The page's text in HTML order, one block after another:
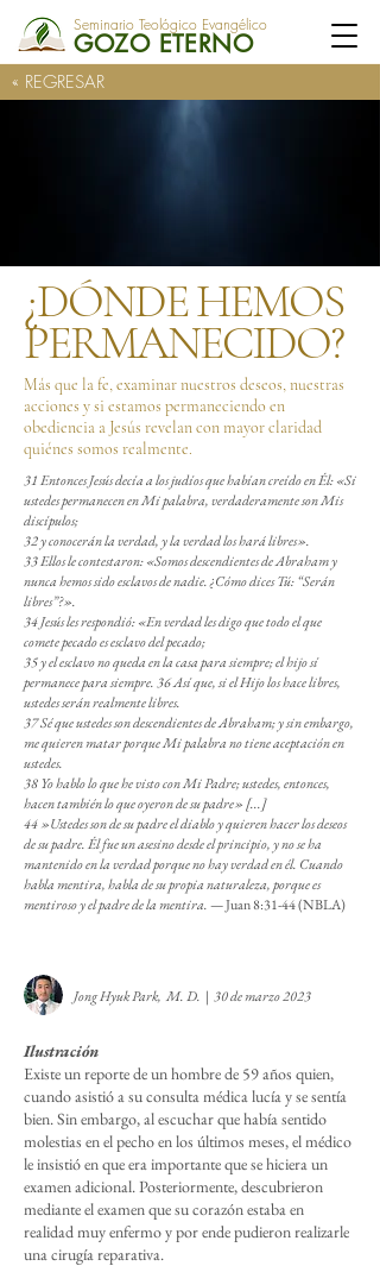
Seminario Teológico Evangélico
GOZO ETERNO
« REGRESAR
¿DÓNDE HEMOS
PERMANECIDO?
Más que la fe, examinar nuestros deseos, nuestras
acciones y si estamos permaneciendo en
obediencia a Jesús revelan con mayor claridad
quiénes somos realmente.
31 Entonces Jesús decía a los judíos que habían creído en Él: «Si
ustedes permanecen en Mi palabra, verdaderamente son Mis
discípulos;
32 y conocerán la verdad, y la verdad los hará libres».
33 Ellos le contestaron: «Somos descendientes de Abraham y
nunca hemos sido esclavos de nadie. ¿Cómo dices Tú: “Serán
libres”?».
34 Jesús les respondió: «En verdad les digo que todo el que
comete pecado es esclavo del pecado;
35 y el esclavo no queda en la casa para siempre; el hijo sí
permanece para siempre. 36 Así que, si el Hijo los hace libres,
ustedes serán realmente libres.
37 Sé que ustedes son descendientes de Abraham; y sin embargo,
me quieren matar porque Mi palabra no tiene aceptación en
ustedes.
38 Yo hablo lo que he visto con Mi Padre; ustedes, entonces,
hacen también lo que oyeron de su padre» [...]
44 »Ustedes son de su padre el diablo y quieren hacer los deseos
de su padre. Él fue un asesino desde el principio, y no se ha
mantenido en la verdad porque no hay verdad en él. Cuando
habla mentira, habla de su propia naturaleza, porque es
mentiroso y el padre de la mentira.— Juan 8:31-44 (NBLA)
Jong Hyuk Park, M. D. | 30 de marzo 2023
Ilustración
Existe un reporte de un hombre de 59 años quien,
cuando asistió a su consulta médica lucía y se sentía
bien. Sin embargo, al escuchar que había sentido
molestias en el pecho en los últimos meses, el médico
le insistió en que era importante que se hiciera un
examen adicional. Posteriormente, descubrieron
mediante el examen que su corazón estaba en
realidad muy enfermo y por ende pudieron realizarle
una cirugía reparativa.